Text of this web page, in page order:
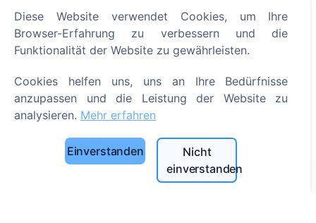
© 2013 - 2026 Cemety Alle Rechte vorbehalten
Datenschutzrichtlinien und Bedingungen.
Diese Website verwendet Cookies, um Ihre
Browser-Erfahrung zu verbessern und die
Funktionalität der Website zu gewährleisten.
Cookies helfen uns, uns an Ihre Bedürfnisse
anzupassen und die Leistung der Website zu
analysieren. Mehr erfahren
Einverstanden
Nicht
einverstanden